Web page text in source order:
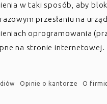
w taki sposób, aby
przesłaniu na
oprogramowania
na stronie internetowej.
Opinie o kantorze O